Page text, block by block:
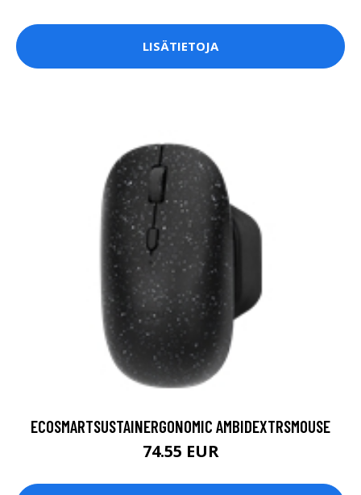
LISÄTIETOJA
ECOSMARTSUSTAINERGONOMIC AMBIDEXTRSMOUSE
74.55 EUR